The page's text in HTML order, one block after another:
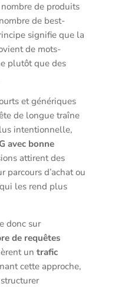
de produits
de best-
signifie que la
de mots-
plutôt que des
et génériques
de longue traîne
intentionnelle,
avec bonne
attirent des
parcours d’achat ou
les rend plus
donc sur
de requêtes
un trafic
cette approche,